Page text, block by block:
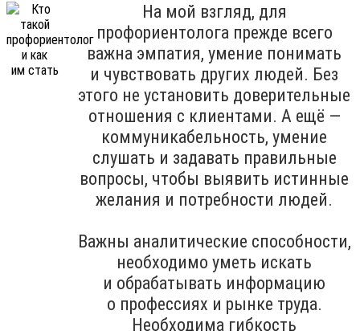
На мой взгляд, для
профориентолога прежде всего
важна эмпатия, умение понимать
и чувствовать других людей. Без
этого не установить доверительные
отношения с клиентами. А ещё —
коммуникабельность, умение
слушать и задавать правильные
вопросы, чтобы выявить истинные
желания и потребности людей.
Важны аналитические способности,
необходимо уметь искать
и обрабатывать информацию
о профессиях и рынке труда.
Необходима гибкость